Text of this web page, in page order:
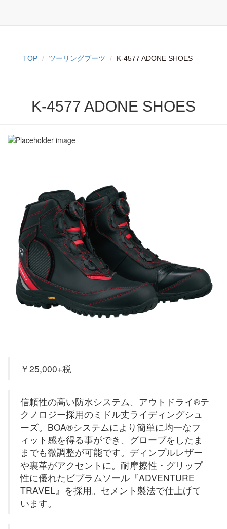
TOP ツーリングブーツ K-4577 ADONE SHOES
K-4577 ADONE SHOES
￥25,000+税
信頼性の高い防水システム、アウトドライ®テ
クノロジー採用のミドル丈ライディングシュ
ーズ。BOA®システムにより簡単に均一なフ
ィット感を得る事ができ、グローブをしたま
までも微調整が可能です。ディンプルレザー
や裏革がアクセントに。耐摩擦性・グリップ
性に優れたビブラムソール『ADVENTURE
TRAVEL』を採用。セメント製法で仕上げて
います。